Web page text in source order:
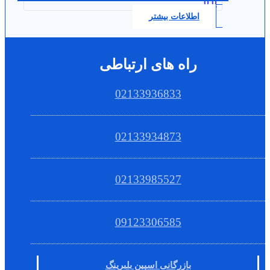
0.0
اطلاعات بیشتر
راه های ارتباطی
02133936833
02133934873
02133985527
09123306585
بازرگانی اسپین بلبرینگ